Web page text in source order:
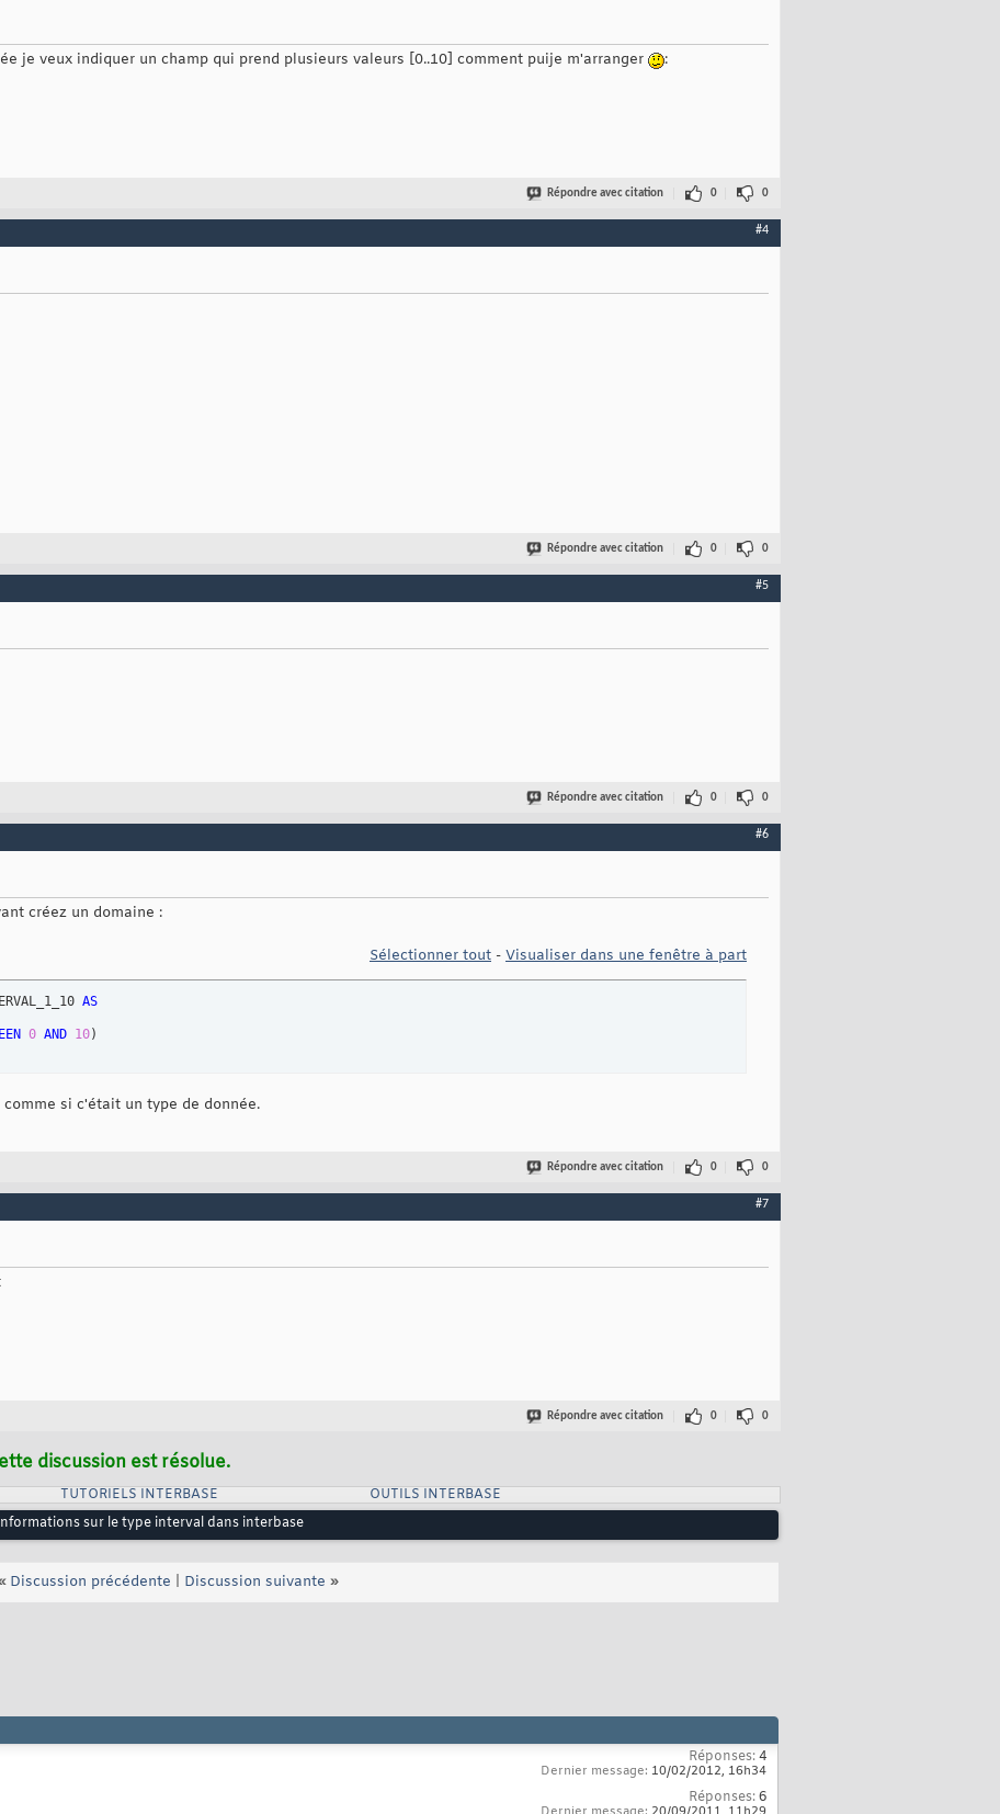
je veux indiquer un champ qui prend plusieurs valeurs [0..10] comment puije m'arranger
:
Répondre avec citation 0 0
#4
Répondre avec citation 0 0
#5
Répondre avec citation 0 0
#6
créez un domaine :
Sélectionner tout - Visualiser dans une fenêtre à part
AS
0 AND 10)
si c'était un type de donnée.
Répondre avec citation 0 0
#7
Répondre avec citation 0 0
discussion est résolue.
TUTORIELS INTERBASE
OUTILS INTERBASE
sur le type interval dans interbase
Discussion précédente Discussion suivante »
Réponses:4
Dernier message: 10/02/2012, 16h34
Réponses:6